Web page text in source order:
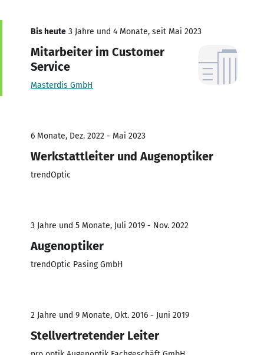
Bis heute 3 Jahre und 4 Monate, seit Mai 2023
Mitarbeiter im Customer
Service
Masterdis GmbH
6 Monate, Dez. 2022 - Mai 2023
Werkstattleiter und Augenoptiker
trendOptic
3 Jahre und 5 Monate, Juli 2019 - Nov. 2022
Augenoptiker
trendOptic Pasing GmbH
2 Jahre und 9 Monate, Okt. 2016 - Juni 2019
Stellvertretender Leiter